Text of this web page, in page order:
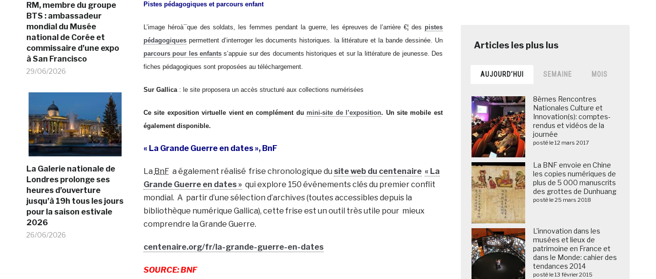
RM, membre du groupe
BTS : ambassadeur
mondial du Musée
national de Corée et
commissaire d’une expo
à San Francisco
29/06/2026
La Galerie nationale de
Londres prolonge ses
heures d’ouverture
jusqu’à 19h tous les jours
pour la saison estivale
2026
26/06/2026
Pistes pédagogiques et parcours enfant
L’image héroà¯que des soldats, les femmes pendant la guerre, les épreuves de l’arrière €¦ des pistes
pédagogiquespermettent d’interroger les documents historiques. la littérature et la bande dessinée. Un
parcours pour les enfantss’appuie sur des documents historiques et sur la littérature de jeunesse. Des
fiches pédagogiques sont proposées au téléchargement.
Sur Gallica: le site proposera un accès structuré aux collections numérisées
Ce site exposition virtuelle vient en complément du mini-site de l’exposition. Un site mobile est
également disponible.
« La Grande Guerre en dates », BnF
La BnF a également réalisé frise chronologique du site web du centenaire « La
Grande Guerre en dates » qui explore 150 événements clés du premier conflit
mondial. A partir d’une sélection d’archives (toutes accessibles depuis la
bibliothèque numérique Gallica), cette frise est un outil très utile pour mieux
comprendre la Grande Guerre.
centenaire.org/fr/la-grande-guerre-en-dates
SOURCE: BNF
AUJOURD’HUI SEMAINE MOIS
8èmes Rencontres
Nationales Culture et
Innovation(s): comptes-
rendus et vidéos de la
journée
posté le 12 mars 2017
La BNF envoie en Chine
les copies numériques de
plus de 5 000 manuscrits
des grottes de Dunhuang
posté le 25 mars 2018
L’innovation dans les
musées et lieux de
patrimoine en France et
dans le Monde: cahier des
tendances 2014
posté le 13 février 2015